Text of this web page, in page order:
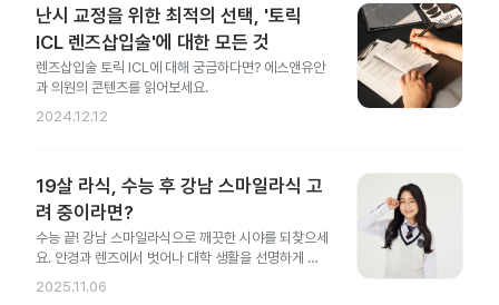
난시 교정을 위한 최적의 선택, '토릭
ICL 렌즈삽입술'에 대한 모든 것
렌즈삽입술 토릭 ICL에 대해 궁금하다면? 에스앤유안
과 의원의 콘텐츠를 읽어보세요.
2024.12.12
19살 라식, 수능 후 강남 스마일라식 고
려 중이라면?
수능 끝! 강남 스마일라식으로 깨끗한 시야를 되찾으세
요. 안경과 렌즈에서 벗어나 대학 생활을 선명하게 시
작해 보세요.
2025.11.06